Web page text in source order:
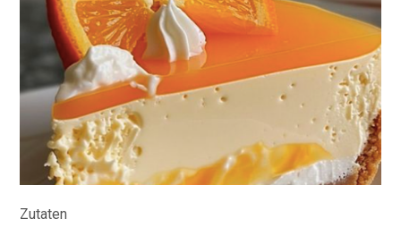
Zutaten